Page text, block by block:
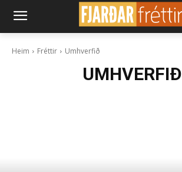
Heim Fréttir Umhverfið
UMHVERFIÐ